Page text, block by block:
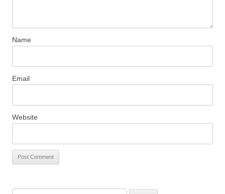
Name
Email
Website